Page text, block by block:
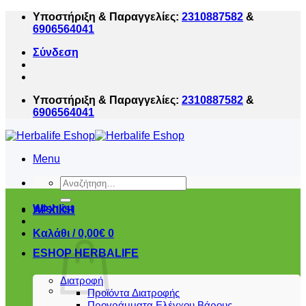
ΜετάβασηΥποστήριξη & Παραγγελίες: 2310887582 &
6906564041
Σύνδεση
Υποστήριξη & Παραγγελίες: 2310887582 &
6906564041
Menu
Αναζήτηση
για:
Wishlist
Καλάθι /0,00€ 0
ΑΡΧΙΚΗ
ESHOP HERBALIFE
Διατροφή
Προϊόντα Διατροφής